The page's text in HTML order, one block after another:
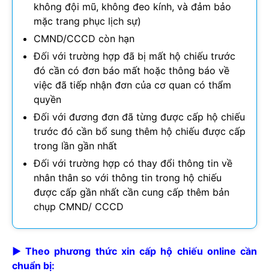
không đội mũ, không đeo kính, và đảm bảo
mặc trang phục lịch sự)
CMND/CCCD còn hạn
Đối với trường hợp đã bị mất hộ chiếu trước
đó cần có đơn báo mất hoặc thông báo về
việc đã tiếp nhận đơn của cơ quan có thẩm
quyền
Đối với đương đơn đã từng được cấp hộ chiếu
trước đó cần bổ sung thêm hộ chiếu được cấp
trong lần gần nhất
Đối với trường hợp có thay đổi thông tin về
nhân thân so với thông tin trong hộ chiếu
được cấp gần nhất cần cung cấp thêm bản
chụp CMND/ CCCD
► Theo phương thức xin cấp hộ chiếu online cần
chuẩn bị: